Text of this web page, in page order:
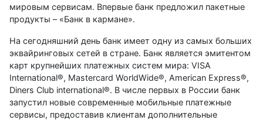
мировым сервисам. Впервые банк предложил пакетные
продукты – «Банк в кармане».
На сегодняшний день банк имеет одну из самых больших
эквайринговых сетей в стране. Банк является эмитентом
карт крупнейших платежных систем мира: VISA
International®, Masterсard WorldWide®, American Еxpress®,
Diners Club international®. В числе первых в России банк
запустил новые современные мобильные платежные
сервисы, предоставив клиентам дополнительные